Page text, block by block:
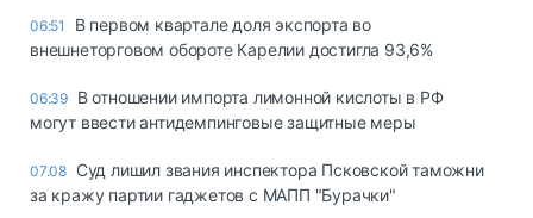
06:51
В первом квартале доля экспорта во
внешнеторговом обороте Карелии достигла 93,6%
06:39 В отношении импорта лимонной кислоты в РФ
могут ввести антидемпинговые защитные меры
07.08 Суд лишил звания инспектора Псковской таможни
за кражу партии гаджетов с МАПП "Бурачки"